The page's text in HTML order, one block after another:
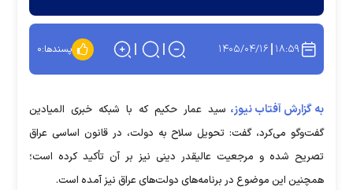
۱۸:۵۹ ۱۴۰۵/۰۴/۱۶ پسندها:۰
به گزارش آفتاب نیوز، سید عمار حکیم که با شبکه خبری المیادین
گفت‌وگو می‌کرد، گفت: تحویل سلاح به دولت، در قانون اساسی عراق
تصریح شده و مرجعیت عالیقدر دینی نیز بر آن تأکید کرده است؛
همچنین این موضوع در برنامه‌های دولت‌های عراق نیز آمده است.